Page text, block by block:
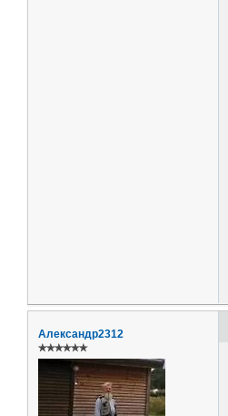
Александр2312
✯✯✯✯✯✯